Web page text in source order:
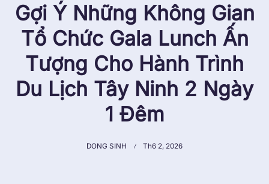
Gợi Ý Những Không Gian
Tổ Chức Gala Lunch Ấn
Tượng Cho Hành Trình
Du Lịch Tây Ninh 2 Ngày
1 Đêm
DONG SINH Th6 2, 2026